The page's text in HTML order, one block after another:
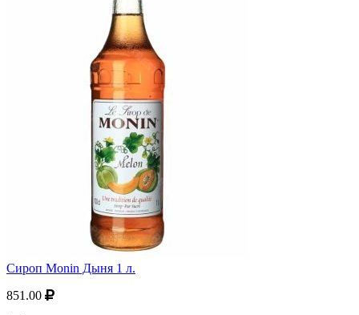
Сироп Monin Дыня 1 л.
851.00